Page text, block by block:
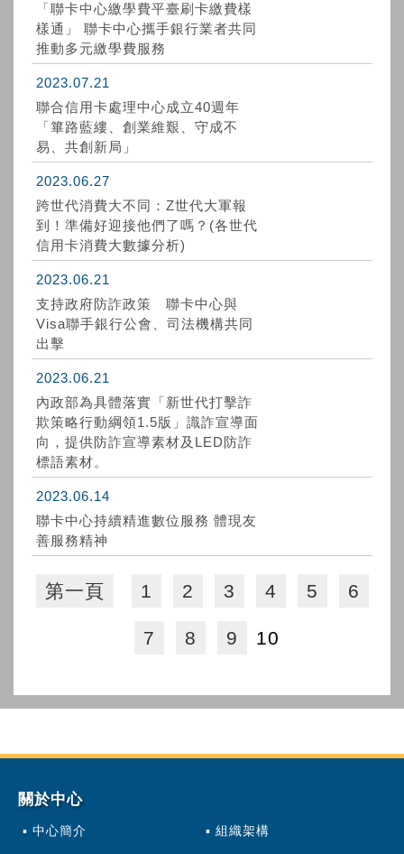
「聯卡中心繳學費平臺刷卡繳費樣
樣通」 聯卡中心攜手銀行業者共同
推動多元繳學費服務
2023.07.21
聯合信用卡處理中心成立40週年
「篳路藍縷、創業維艱、守成不
易、共創新局」
2023.06.27
跨世代消費大不同：Z世代大軍報
到！準備好迎接他們了嗎？(各世代
信用卡消費大數據分析)
2023.06.21
支持政府防詐政策 聯卡中心與
Visa聯手銀行公會、司法機構共同
出擊
2023.06.21
內政部為具體落實「新世代打擊詐
欺策略行動綱領1.5版」識詐宣導面
向，提供防詐宣導素材及LED防詐
標語素材。
2023.06.14
聯卡中心持續精進數位服務 體現友
善服務精神
第一頁 1 2 3 4 5 6
7 8 9 10
關於中心
中心簡介 組織架構